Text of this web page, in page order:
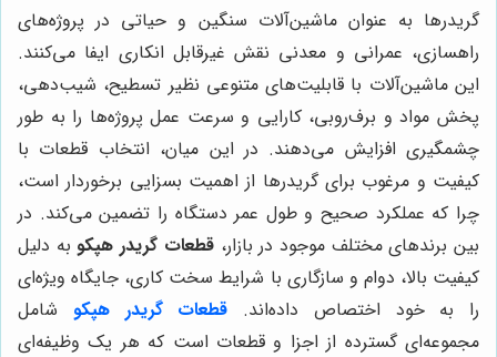
گریدرها به عنوان ماشین‌آلات سنگین و حیاتی در پروژه‌های
راهسازی، عمرانی و معدنی نقش غیرقابل انکاری ایفا می‌کنند.
این ماشین‌آلات با قابلیت‌های متنوعی نظیر تسطیح، شیب‌دهی،
پخش مواد و برف‌روبی، کارایی و سرعت عمل پروژه‌ها را به طور
چشمگیری افزایش می‌دهند. در این میان، انتخاب قطعات با
کیفیت و مرغوب برای گریدرها از اهمیت بسزایی برخوردار است،
چرا که عملکرد صحیح و طول عمر دستگاه را تضمین می‌کند. در
بین برندهای مختلف موجود در بازار،قطعات گریدر هپکوبه دلیل
کیفیت بالا، دوام و سازگاری با شرایط سخت کاری، جایگاه ویژه‌ای
را به خود اختصاص داده‌اند. قطعات گریدر هپکو شامل
مجموعه‌ای گسترده از اجزا و قطعات است که هر یک وظیفه‌ای